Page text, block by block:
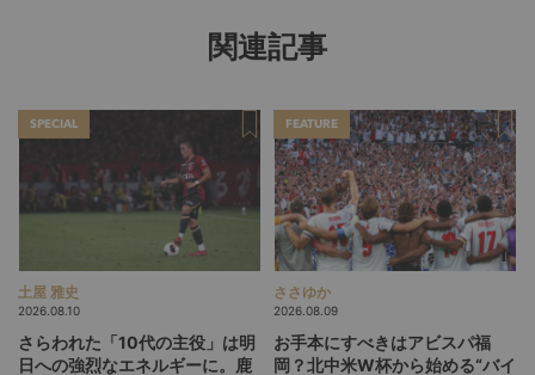
関連記事
SPECIAL
土屋 雅史
2026.08.10
さらわれた「10代の主役」は明
日への強烈なエネルギーに。鹿
FEATURE
ささゆか
2026.08.09
お手本にすべきはアビスパ福
岡？北中米W杯から始める“バイ